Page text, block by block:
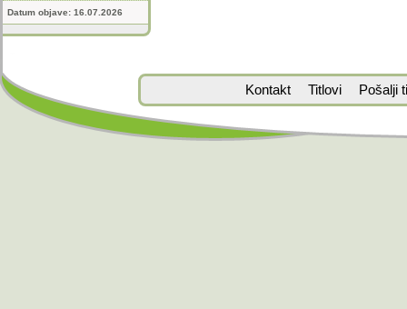
Datum objave: 16.07.2026
Kontakt Titlovi Pošalji